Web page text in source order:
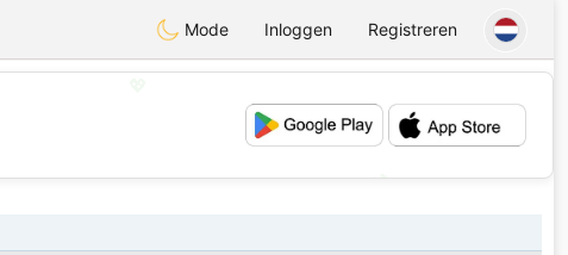
Mode Inloggen Registreren